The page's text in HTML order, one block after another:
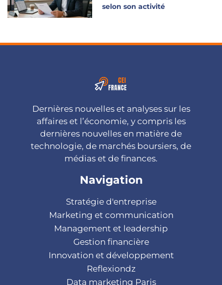
selon son activité
Dernières nouvelles et analyses sur les
affaires et l’économie, y compris les
dernières nouvelles en matière de
technologie, de marchés boursiers, de
médias et de finances.
Navigation
Stratégie d'entreprise
Marketing et communication
Management et leadership
Gestion financière
Innovation et développement
Reflexiondz
Data marketing Paris